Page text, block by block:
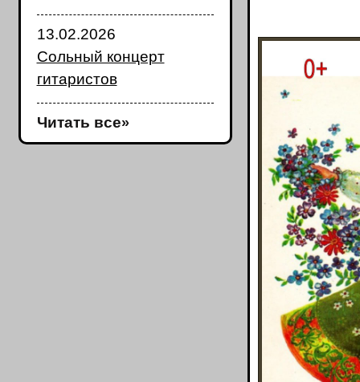
13.02.2026
Сольный концерт
гитаристов
Читать все»